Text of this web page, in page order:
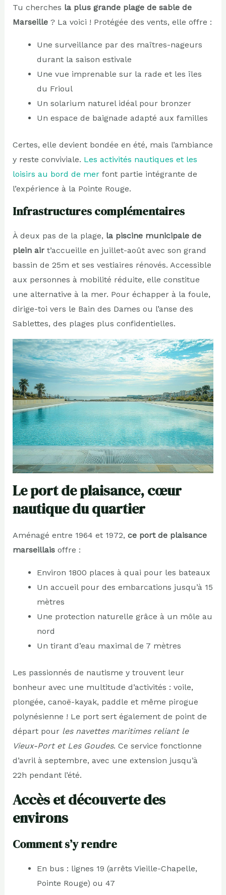
Tu cherches la plus grande plage de sable de
Marseille? La voici ! Protégée des vents, elle offre :
Une surveillance par des maîtres-nageurs
durant la saison estivale
Une vue imprenable sur la rade et les îles
du Frioul
Un solarium naturel idéal pour bronzer
Un espace de baignade adapté aux familles
Certes, elle devient bondée en été, mais l’ambiance
y reste conviviale. Les activités nautiques et les
loisirs au bord de merfont partie intégrante de
l’expérience à la Pointe Rouge.
Infrastructures complémentaires
À deux pas de la plage, la piscine municipale de
plein airt’accueille en juillet-août avec son grand
bassin de 25m et ses vestiaires rénovés. Accessible
aux personnes à mobilité réduite, elle constitue
une alternative à la mer. Pour échapper à la foule,
dirige-toi vers le Bain des Dames ou l’anse des
Sablettes, des plages plus confidentielles.
Le port de plaisance, cœur
nautique du quartier
Aménagé entre 1964 et 1972, ce port de plaisance
marseillaisoffre :
Environ 1800 places à quai pour les bateaux
Un accueil pour des embarcations jusqu’à 15
mètres
Une protection naturelle grâce à un môle au
nord
Un tirant d’eau maximal de 7 mètres
Les passionnés de nautisme y trouvent leur
bonheur avec une multitude d’activités : voile,
plongée, canoë-kayak, paddle et même pirogue
polynésienne ! Le port sert également de point de
départ pour les navettes maritimes reliant le
Vieux-Port et Les Goudes. Ce service fonctionne
d’avril à septembre, avec une extension jusqu’à
22h pendant l’été.
Accès et découverte des
environs
Comment s’y rendre
En bus : lignes 19 (arrêts Vieille-Chapelle,
Pointe Rouge) ou 47